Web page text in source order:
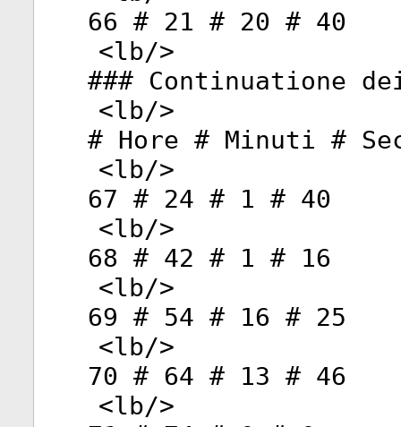
66 # 21 # 20 # 40
<lb/>
### Continuatione
<lb/>
# Hore # Minuti #
<lb/>
67 # 24 # 1 # 40
<lb/>
68 # 42 # 1 # 16
<lb/>
69 # 54 # 16 # 25
<lb/>
70 # 64 # 13 # 46
<lb/>